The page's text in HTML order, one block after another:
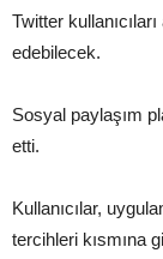
Twitter
edebilecek.
Sosyal paylaşım
etti.
Kullanıcılar,
tercihleri kısmına